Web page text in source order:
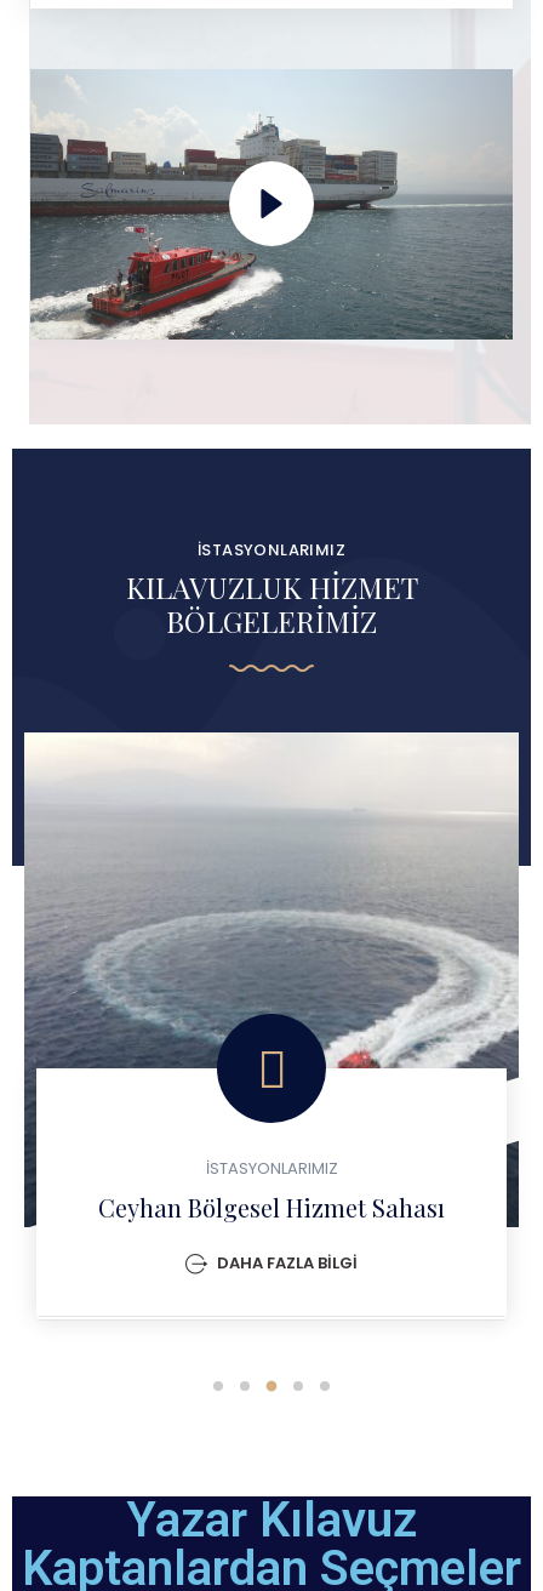
İSTASYONLARIMIZ
KILAVUZLUK HİZMET
BÖLGELERİMİZ
İSTASYONLARIMIZ
KIRİBRAHİM KILAVUZLUK
İSTASYONU
DAHA FAZLA BİLGİ
Yazar Kılavuz
Kaptanlardan Seçmeler